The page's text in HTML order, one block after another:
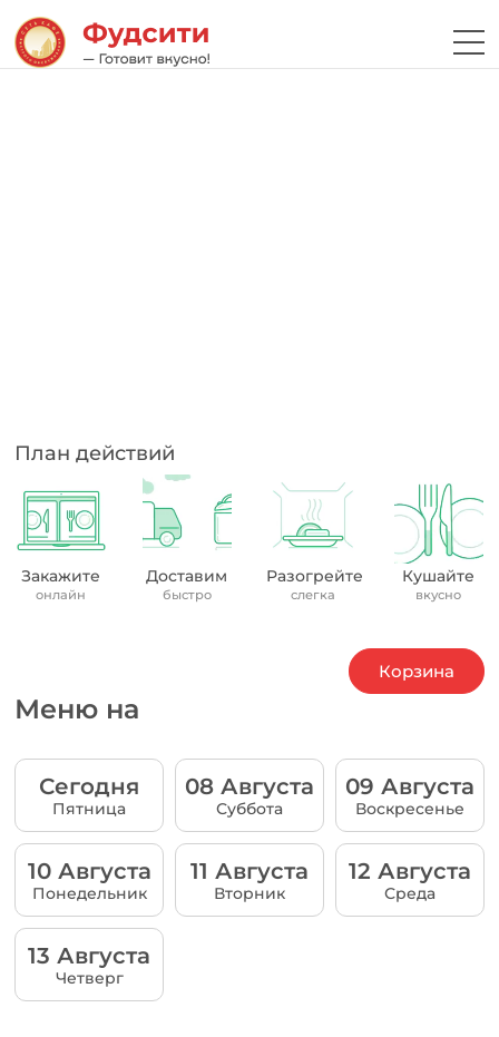
План действий
Закажите
онлайн
Доставим
быстро
Разогрейте
слегка
Кушайте
вкусно
Меню на
Сегодня
Пятница
08 Августа
Суббота
09 Августа
Воскресенье
10 Августа
Понедельник
11 Августа
Вторник
12 Августа
Среда
13 Августа
Четверг
Корзина